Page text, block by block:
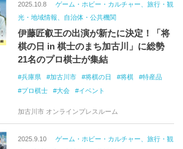
2025.10.8
ゲーム・ホビー・カルチャー、旅行・観
光・地域情報、自治体・公共機関
伊藤匠叡王の出演が新たに決定！「将
棋の日 in 棋士のまち加古川」に総勢
21名のプロ棋士が集結
兵庫県 加古川市 将棋の日 将棋
特産品
プロ棋士
大会 イベント
加古川市 オンラインプレスルーム
2025.9.10
ゲーム・ホビー・カルチャー、旅行・観